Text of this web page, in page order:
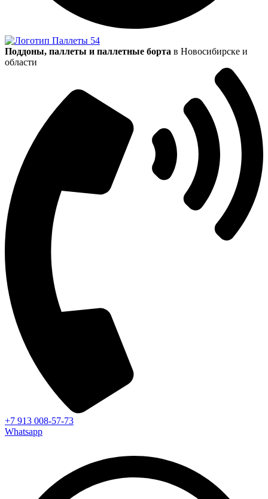
Поддоны, паллеты и паллетные борта в Новосибирске и
области
+7 913 008-57-73
Whatsapp